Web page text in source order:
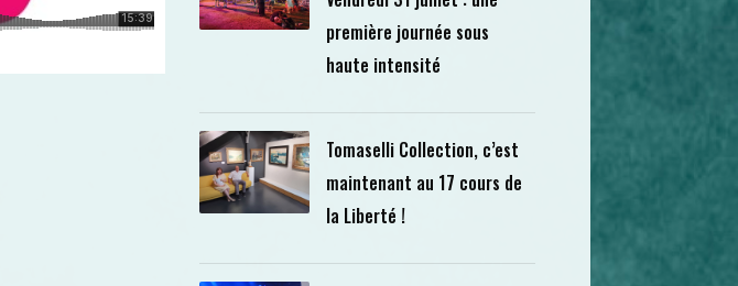
première journée sous
haute intensité
Tomaselli Collection, c’est
maintenant au 17 cours de
la Liberté !